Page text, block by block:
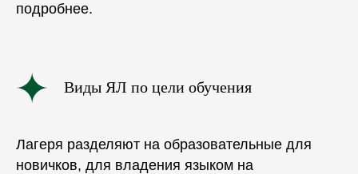
подробнее.
Виды ЯЛ по цели обучения
Лагеря разделяют на образовательные для
новичков, для владения языком на